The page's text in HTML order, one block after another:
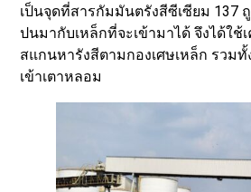
เป็นจุดที่สารกัมมันตรังสีซีเซียม 137
ปนมากับเหล็กที่จะเข้ามาได้ จึงได้ใช้
สแกนหารังสีตามกองเศษเหล็ก รวม
เข้าเตาหลอม